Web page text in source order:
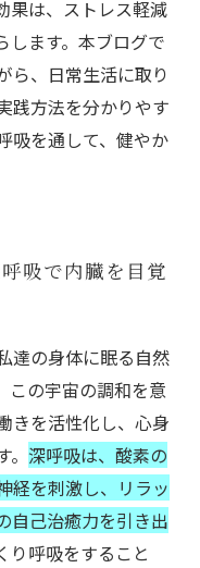
果は、ストレス軽減
します。本ブログで
ら、日常生活に取り
践方法を分かりやす
吸を通して、健やか
吸で内臓を目覚
達の身体に眠る自然
この宇宙の調和を意
きを活性化し、心身
深呼吸は、酸素の
経を刺激し、リラッ
自己治癒力を引き出
り呼吸をすること